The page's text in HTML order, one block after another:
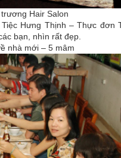
Hair Salon
Hưng Thịnh – Thực đơn
bạn, nhìn rất đẹp.
nhà mới – 5 mâm